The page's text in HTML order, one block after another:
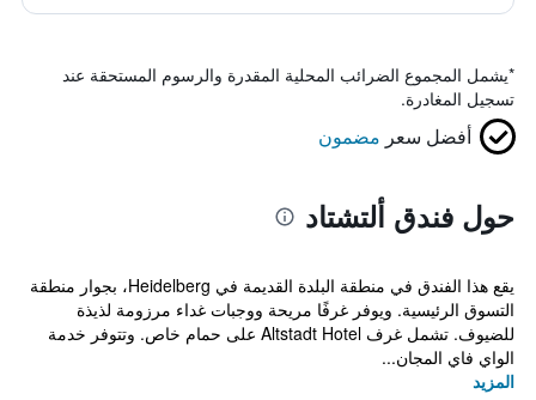
*يشمل المجموع الضرائب المحلية المقدرة والرسوم المستحقة عند
تسجيل المغادرة.
أفضل سعر مضمون
حول فندق ألتشتاد
يقع هذا الفندق في منطقة البلدة القديمة في Heidelberg، بجوار منطقة
التسوق الرئيسية. ويوفر غرفًا مريحة ووجبات غداء مرزومة لذيذة
للضيوف. تشمل غرف Altstadt Hotel على حمام خاص. وتتوفر خدمة
الواي فاي المجان...
المزيد